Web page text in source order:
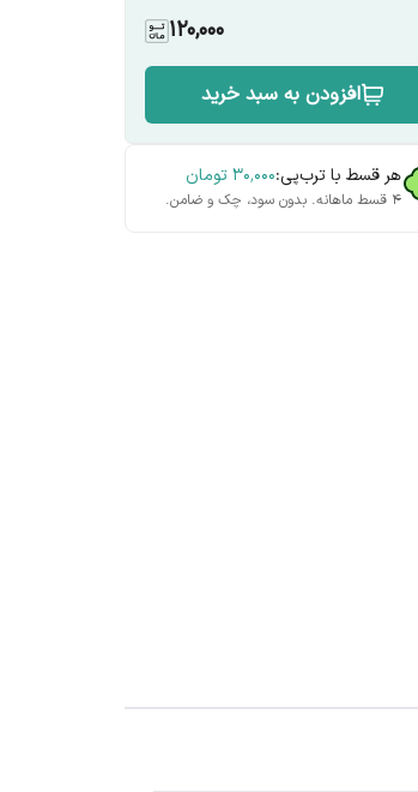
120,000
افزودن به سبد خرید
هر قسط با ترب‌پی:۳۰٬۰۰۰تومان
۴ قسط ماهانه. بدون سود، چک و ضامن.